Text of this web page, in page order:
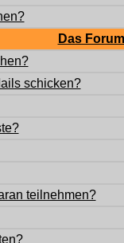
Das
schicken?
teilnehmen?